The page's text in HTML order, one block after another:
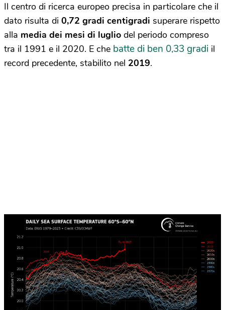
Il centro di ricerca europeo precisa in particolare che il
dato risulta di 0,72 gradi centigradi superare rispetto
alla media dei mesi di luglio del periodo compreso
tra il 1991 e il 2020. E che batte di ben 0,33 gradi il
record precedente, stabilito nel 2019.